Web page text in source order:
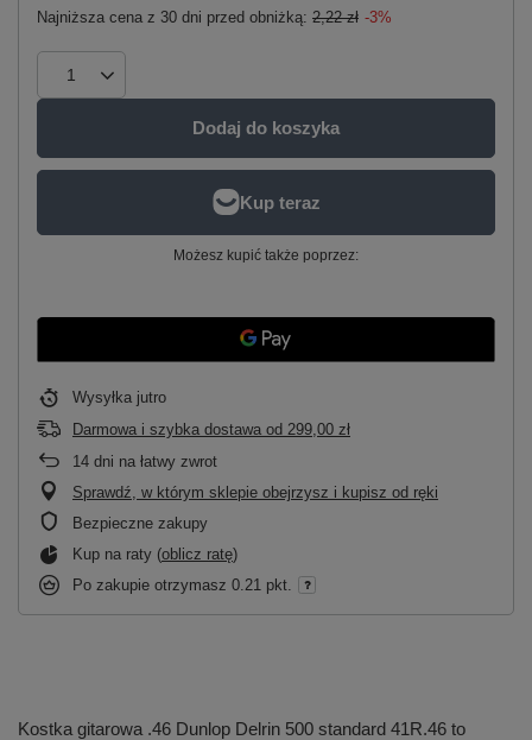
Najniższa cena z 30 dni przed obniżką: 2,22 zł -3%
Dodaj do koszyka
Możesz kupić także poprzez:
Wysyłka jutro
Darmowa i szybka dostawa od 299,00 zł
14 dni na łatwy zwrot
Sprawdź, w którym sklepie obejrzysz i kupisz od ręki
Bezpieczne zakupy
Kup na raty (oblicz ratę)
Po zakupie otrzymasz 0.21 pkt.
Kostka gitarowa .46 Dunlop Delrin 500 standard 41R.46 to